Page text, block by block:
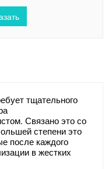
тщательного
Связано это со
степени это
после каждого
в жестких